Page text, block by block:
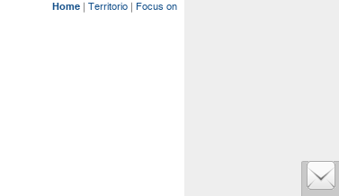
Home | Territorio | Focus on